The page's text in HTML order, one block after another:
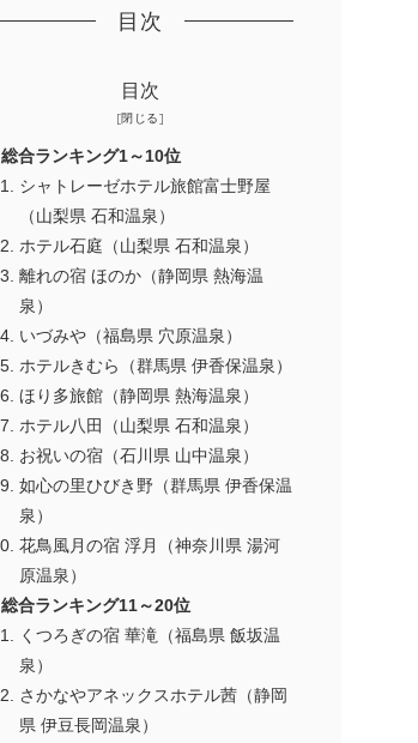
目次
目次
総合ランキング1～10位
シャトレーゼホテル旅館富士野屋
（山梨県 石和温泉）
ホテル石庭（山梨県 石和温泉）
離れの宿 ほのか（静岡県 熱海温
泉）
いづみや（福島県 穴原温泉）
ホテルきむら（群馬県 伊香保温泉）
ほり多旅館（静岡県 熱海温泉）
ホテル八田（山梨県 石和温泉）
お祝いの宿（石川県 山中温泉）
如心の里ひびき野（群馬県 伊香保温
泉）
花鳥風月の宿 浮月（神奈川県 湯河
原温泉）
総合ランキング11～20位
くつろぎの宿 華滝（福島県 飯坂温
泉）
さかなやアネックスホテル茜（静岡
県 伊豆長岡温泉）